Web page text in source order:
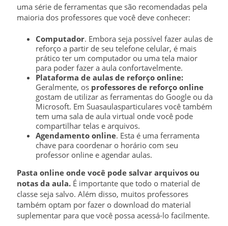
uma série de ferramentas que são recomendadas pela
maioria dos professores que você deve conhecer:
Computador. Embora seja possível fazer aulas de
reforço a partir de seu telefone celular, é mais
prático ter um computador ou uma tela maior
para poder fazer a aula confortavelmente.
Plataforma de aulas de reforço online:
Geralmente, os professores de reforço online
gostam de utilizar as ferramentas do Google ou da
Microsoft. Em Suasaulasparticulares você também
tem uma sala de aula virtual onde você pode
compartilhar telas e arquivos.
Agendamento online. Esta é uma ferramenta
chave para coordenar o horário com seu
professor online e agendar aulas.
Pasta online onde você pode salvar arquivos ou
notas da aula. É importante que todo o material de
classe seja salvo. Além disso, muitos professores
também optam por fazer o download do material
suplementar para que você possa acessá-lo facilmente.